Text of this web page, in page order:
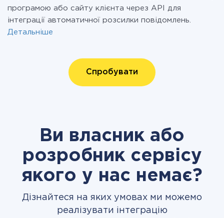
програмою або сайту клієнта через API для
інтеграції автоматичної розсилки повідомлень.
Детальніше
Спробувати
Ви власник або
розробник сервісу
якого у нас немає?
Дізнайтеся на яких умовах ми можемо
реалізувати інтеграцію